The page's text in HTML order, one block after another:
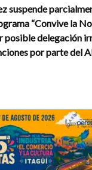
suspende
“Convive la
posible delegación
por parte del